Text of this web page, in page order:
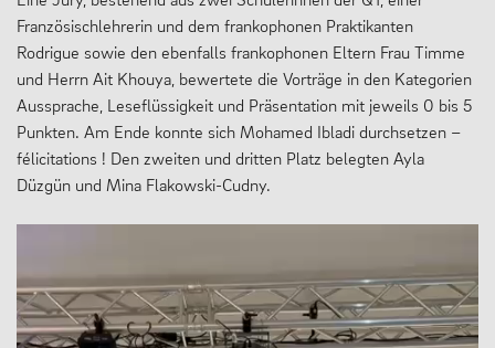
Französischlehrerin und dem frankophonen Praktikanten
Rodrigue sowie den ebenfalls frankophonen Eltern Frau Timme
und Herrn Ait Khouya, bewertete die Vorträge in den Kategorien
Aussprache, Leseflüssigkeit und Präsentation mit jeweils 0 bis 5
Punkten. Am Ende konnte sich Mohamed Ibladi durchsetzen –
félicitations ! Den zweiten und dritten Platz belegten Ayla
Düzgün und Mina Flakowski-Cudny.